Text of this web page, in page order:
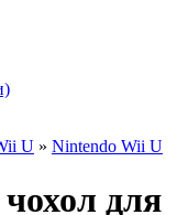
U » Nintendo Wii U
для